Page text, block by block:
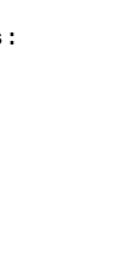
: